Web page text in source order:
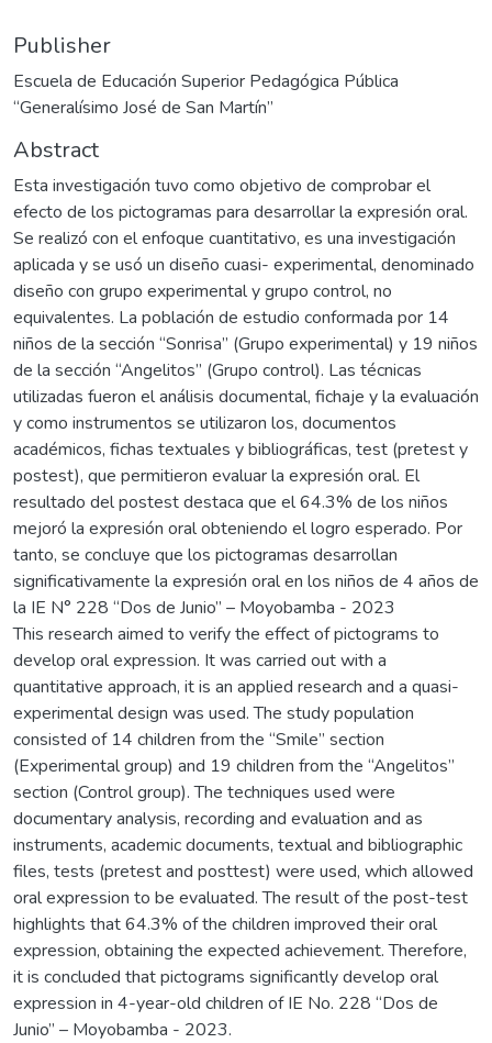
Publisher
Escuela de Educación Superior Pedagógica Pública
“Generalísimo José de San Martín”
Abstract
Esta investigación tuvo como objetivo de comprobar el
efecto de los pictogramas para desarrollar la expresión oral.
Se realizó con el enfoque cuantitativo, es una investigación
aplicada y se usó un diseño cuasi- experimental, denominado
diseño con grupo experimental y grupo control, no
equivalentes. La población de estudio conformada por 14
niños de la sección “Sonrisa” (Grupo experimental) y 19 niños
de la sección “Angelitos” (Grupo control). Las técnicas
utilizadas fueron el análisis documental, fichaje y la evaluación
y como instrumentos se utilizaron los, documentos
académicos, fichas textuales y bibliográficas, test (pretest y
postest), que permitieron evaluar la expresión oral. El
resultado del postest destaca que el 64.3% de los niños
mejoró la expresión oral obteniendo el logro esperado. Por
tanto, se concluye que los pictogramas desarrollan
significativamente la expresión oral en los niños de 4 años de
la IE N° 228 “Dos de Junio” – Moyobamba - 2023
This research aimed to verify the effect of pictograms to
develop oral expression. It was carried out with a
quantitative approach, it is an applied research and a quasi-
experimental design was used. The study population
consisted of 14 children from the “Smile” section
(Experimental group) and 19 children from the “Angelitos”
section (Control group). The techniques used were
documentary analysis, recording and evaluation and as
instruments, academic documents, textual and bibliographic
files, tests (pretest and posttest) were used, which allowed
oral expression to be evaluated. The result of the post-test
highlights that 64.3% of the children improved their oral
expression, obtaining the expected achievement. Therefore,
it is concluded that pictograms significantly develop oral
expression in 4-year-old children of IE No. 228 “Dos de
Junio” – Moyobamba - 2023.